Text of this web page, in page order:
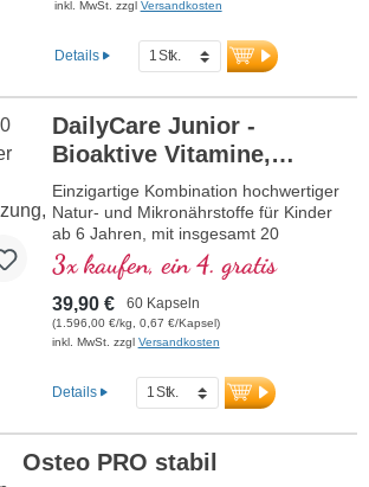
inkl. MwSt. zzgl Versandkosten
Details
DailyCare Junior -
Bioaktive Vitamine,
veganes Omega-3 +
Spurenelemente und
hochwertige
Pflanzenstoffe
Einzigartige Kombination hochwertiger
Natur- und Mikronährstoffe für Kinder
ab 6 Jahren, mit insgesamt 20
wichtigen Nährstoffen für Ihr Kind.
3x kaufen, ein 4. gratis
39,90 € 60 Kapseln
(1.596,00 €/kg, 0,67 €/Kapsel)
inkl. MwSt. zzgl Versandkosten
Details
Osteo PRO stabil